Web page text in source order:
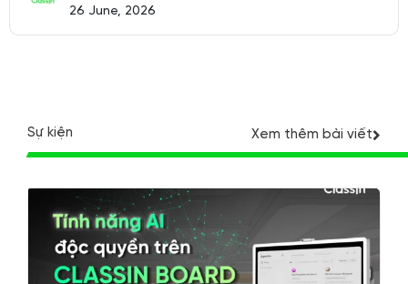
26 June, 2026
Sự kiện Xem thêm bài viết